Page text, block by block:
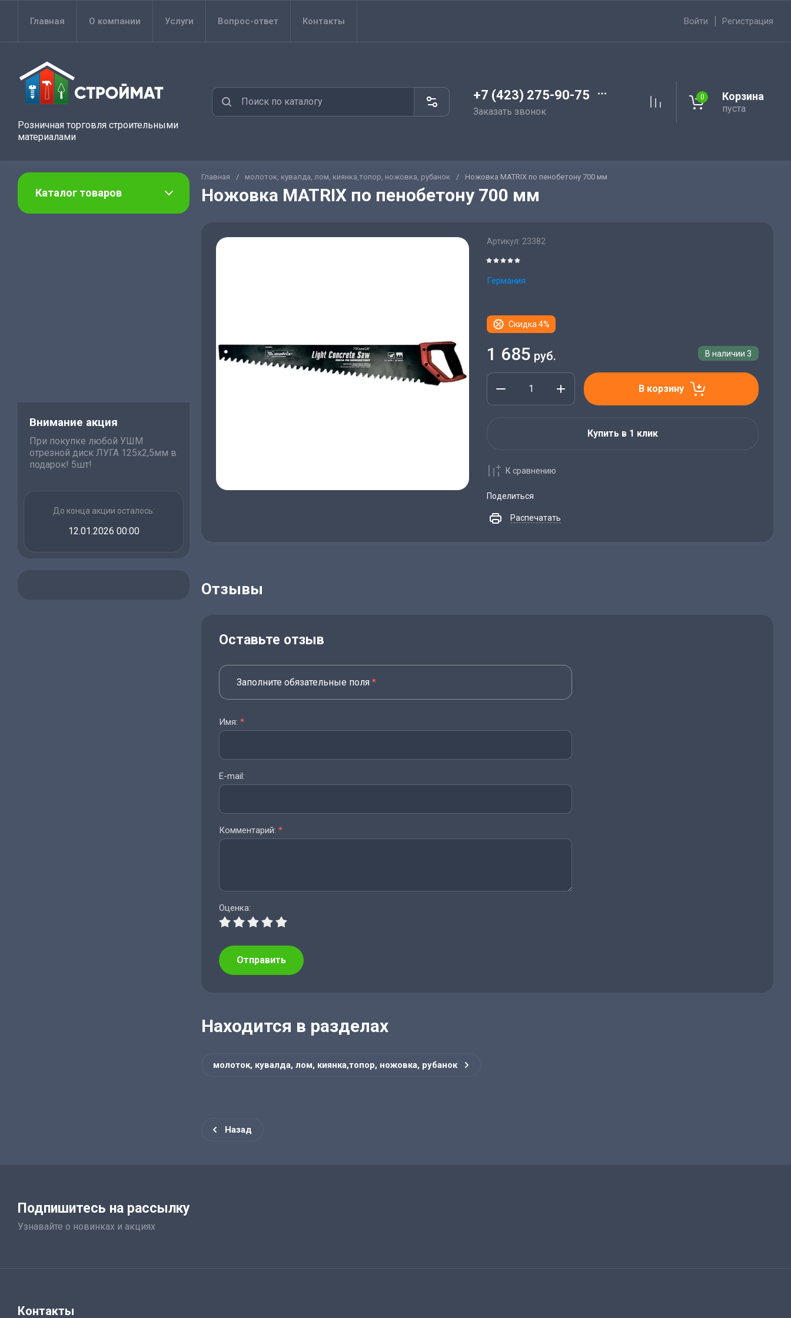
Главная О компании Услуги Вопрос-ответ Контакты Войти Регистрация
Розничная торговля строительными
материалами
+7 (423) 275-90-75
Заказать звонок
0 Корзина
пуста
Каталог товаров
Внимание акция
При покупке любой УШМ
отрезной диск ЛУГА 125х2,5мм в
подарок! 5шт!
До конца акции осталось:
12.01.2026 00:00
Главная / молоток, кувалда, лом, киянка,топор, ножовка, рубанок / Ножовка MATRIX по пенобетону 700 мм
Ножовка MATRIX по пенобетону 700 мм
Артикул: 23382
Германия
Скидка 4%
В наличии 3
1 685 руб.
В корзину
Купить в 1 клик
К сравнению
Поделиться
Распечатать
Отзывы
Оставьте отзыв
Заполните обязательные поля *
Имя: *
E-mail:
Комментарий: *
Оценка:
Отправить
Находится в разделах
молоток, кувалда, лом, киянка,топор, ножовка, рубанок
Назад
Подпишитесь на рассылку
Узнавайте о новинках и акциях
Контакты